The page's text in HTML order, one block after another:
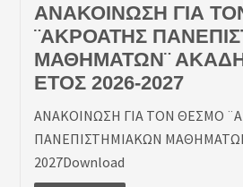
ΑΝΑΚΟΙΝΩΣΗ ΓΙΑ
¨ΑΚΡΟΑΤΗΣ
ΜΑΘΗΜΑΤΩΝ¨
ΕΤΟΣ 2026-2027
ΑΝΑΚΟΙΝΩΣΗ ΓΙΑ ΤΟΝ ΘΕΣΜΟ
ΠΑΝΕΠΙΣΤΗΜΙΑΚΩΝ
2027Download